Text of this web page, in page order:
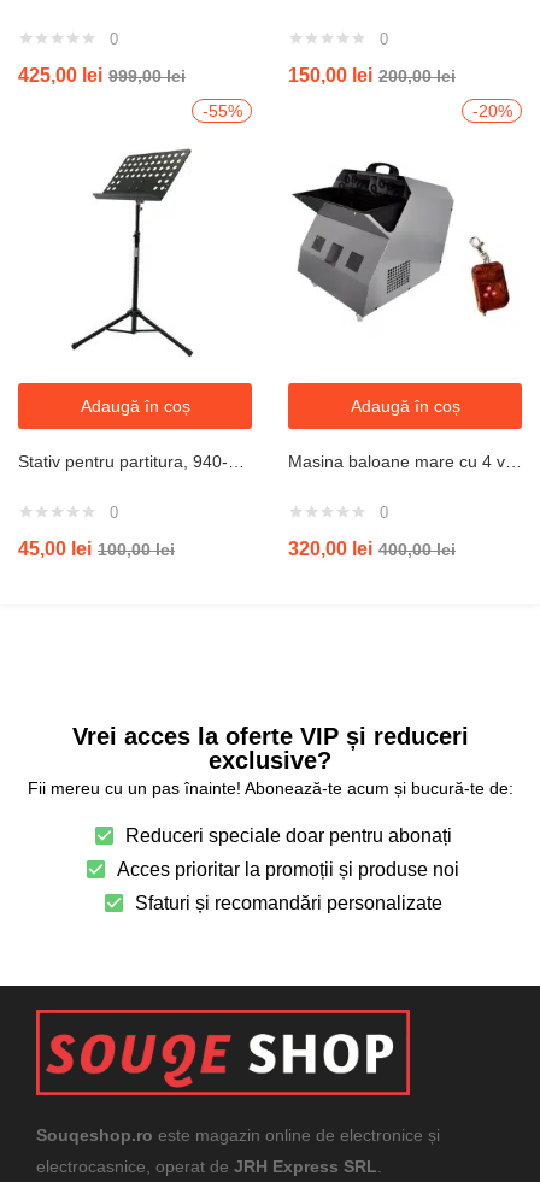
0
425,00 lei 999,00lei
0
150,00 lei 200,00lei
-55%
Adaugă în coș
Stativ pentru partitura, 940-1420 mm, inaltime reglabila, Negru
0
45,00 lei 100,00lei
-20%
Adaugă în coș
Masina baloane mare cu 4 ventilatoare si telecomanda
0
320,00 lei 400,00lei
Vrei acces la oferte VIP și reduceri
exclusive?
Fii mereu cu un pas înainte! Abonează-te acum și bucură-te de:
Reduceri speciale doar pentru abonați
Acces prioritar la promoții și produse noi
Sfaturi și recomandări personalizate
Souqeshop.ro este magazin online de electronice și
electrocasnice, operat de JRH Express SRL.